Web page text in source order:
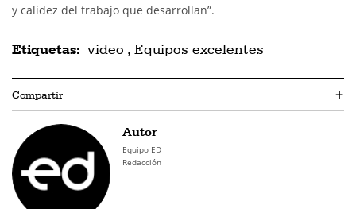
y calidez del trabajo que desarrollan”.
Etiquetas: video , Equipos excelentes
Compartir +
Autor
Equipo ED
Redacción